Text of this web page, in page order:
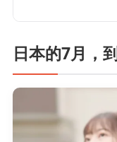
日本的7月，